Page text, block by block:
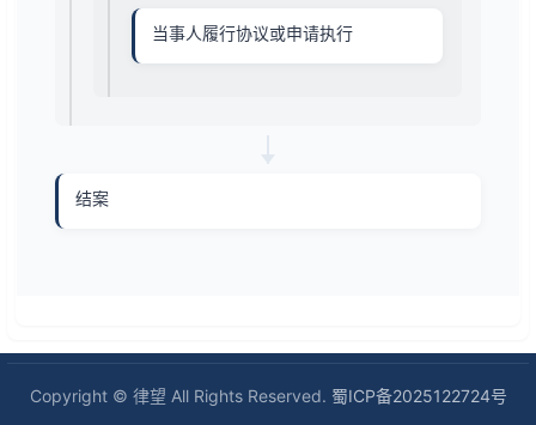
当事人履行协议或申请执行
结案
Copyright © 律望 All Rights Reserved. 蜀ICP备2025122724号